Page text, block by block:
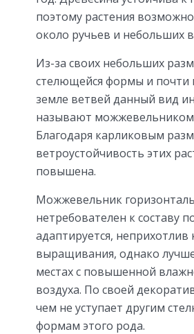
поэтому растения
около ручьев и небольших
Из-за своих небольших
стелющейся формы и почти
земле ветвей данный вид
называют можжевельником
Благодаря карликовым
ветроустойчивость этих
повышена.
Можжевельник
нетребователен к составу
адаптируется, неприхотлив
выращивания, однако
местах с повышенной
воздуха. По своей
чем не уступает другим
формам этого рода.